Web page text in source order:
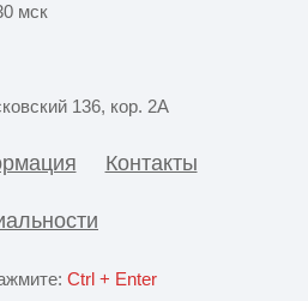
мск
136, кор. 2А
Контакты
Ctrl + Enter